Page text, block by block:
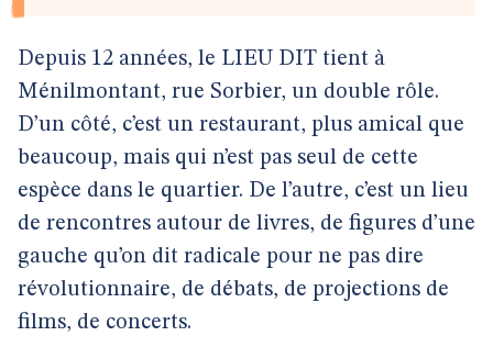
Depuis 12 années, le LIEU DIT tient à
Ménilmontant, rue Sorbier, un double rôle.
D’un côté, c’est un restaurant, plus amical que
beaucoup, mais qui n’est pas seul de cette
espèce dans le quartier. De l’autre, c’est un lieu
de rencontres autour de livres, de figures d’une
gauche qu’on dit radicale pour ne pas dire
révolutionnaire, de débats, de projections de
films, de concerts.